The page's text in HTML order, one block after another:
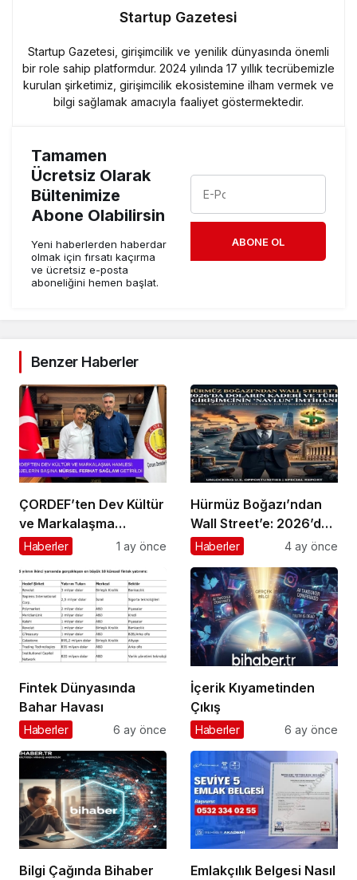
Startup Gazetesi
Startup Gazetesi, girişimcilik ve yenilik dünyasında önemli
bir role sahip platformdur. 2024 yılında 17 yıllık tecrübemizle
kurulan şirketimiz, girişimcilik ekosistemine ilham vermek ve
bilgi sağlamak amacıyla faaliyet göstermektedir.
Tamamen
Ücretsiz Olarak
Bültenimize
Abone Olabilirsin
Yeni haberlerden haberdar
olmak için fırsatı kaçırma
ve ücretsiz e-posta
aboneliğini hemen başlat.
ABONE OL
Benzer Haberler
ÇORDEF’ten Dev Kültür
ve Markalaşma
Hamlesi: Projelerin
Sağlam Getirildi
Haberler 1 ay önce
Hürmüz Boğazı’ndan
Wall Street’e: 2026’da
Doların Kaderi ve Türk
İmtihanı
Haberler 4 ay önce
Fintek Dünyasında
Bahar Havası
Haberler 6 ay önce
İçerik Kıyametinden
Çıkış
Haberler 6 ay önce
Bilgi Çağında Bihaber
Emlakçılık Belgesi Nasıl